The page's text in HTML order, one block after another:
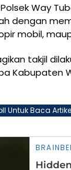
Polsek Way
dengan
mobil,
takjil
Kabupaten
Untuk Baca